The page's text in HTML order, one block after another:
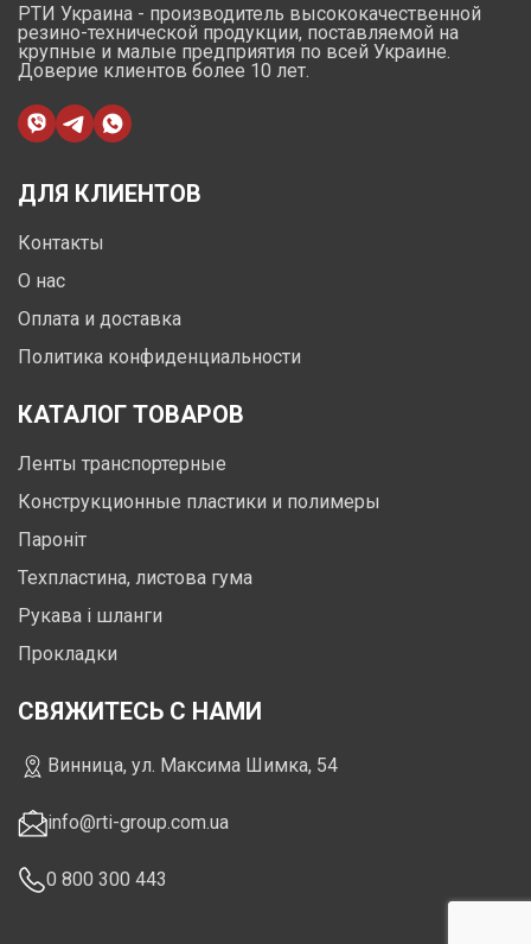
РТИ Украина - производитель высококачественной
резино-технической продукции, поставляемой на
крупные и малые предприятия по всей Украине.
Доверие клиентов более 10 лет.
ДЛЯ КЛИЕНТОВ
Контакты
О нас
Оплата и доставка
Политика конфиденциальности
КАТАЛОГ ТОВАРОВ
Ленты транспортерные
Конструкционные пластики и полимеры
Пароніт
Техпластина, листова гума
Рукава і шланги
Прокладки
СВЯЖИТЕСЬ С НАМИ
Винница, ул. Максима Шимка, 54
info@rti-group.com.ua
0 800 300 443